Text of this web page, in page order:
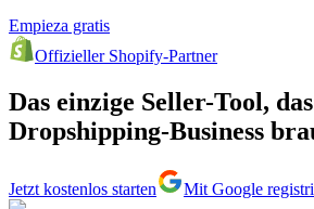
Empieza gratis
Offizieller Shopify-Partner
Das einzige Seller-Tool,
Dropshipping-Business
Jetzt kostenlos starten Mit Google